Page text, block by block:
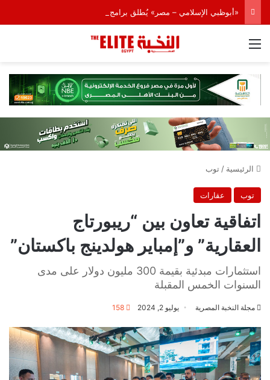
القائمة
الرئيسية /توب
توب عقارات
اتفاقية تعاون بين “ريبورتاج
العقارية” و”إمباير هولدينج باكستان”
استثمارات مبدئية بقيمة 300 مليون دولار على مدى
السنوات الخمس المقبلة
مجلة النخبة المصرية يوليو 2, 2024 158